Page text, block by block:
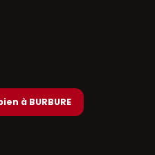
à BURBURE